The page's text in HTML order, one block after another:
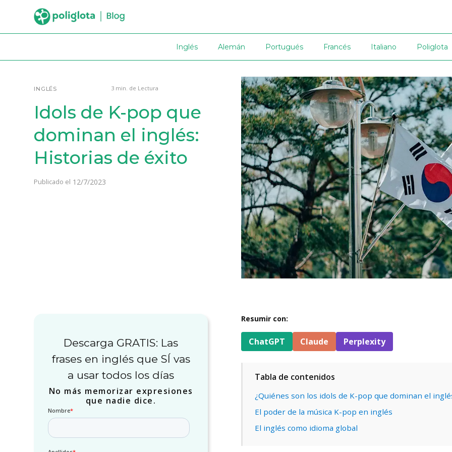
Inglés Alemán Portugués Francés Italiano Poliglota
INGLÉS 3 min. de Lectura
Idols de K-pop que
dominan el inglés:
Historias de éxito
Publicado el 12/7/2023
Descarga GRATIS: Las
frases en inglés que SÍ vas
a usar todos los días
No más memorizar expresiones
que nadie dice.
Resumir con:
ChatGPT Claude Perplexity
Tabla de contenidos
¿Quiénes son los idols de K-pop que dominan el
El poder de la música K-pop en inglés
El inglés como idioma global